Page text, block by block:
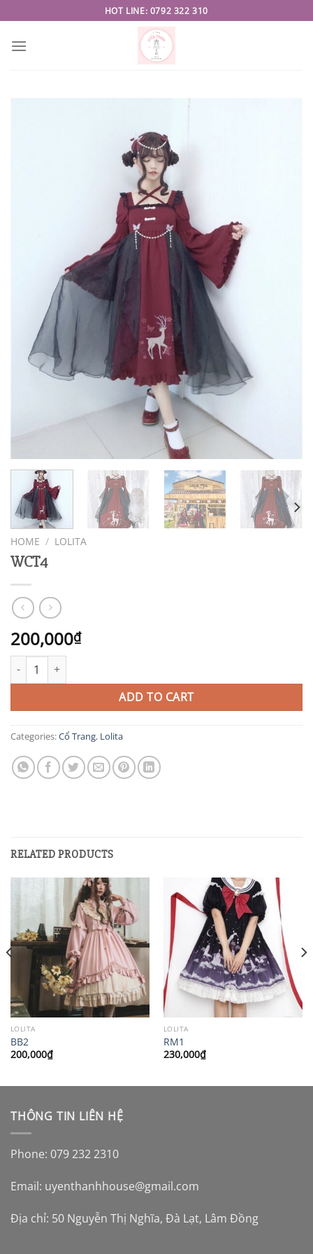
to
content
HOT LINE: 0792 322 310
HOME / LOLITA
WCT4
200,000₫
WCT4 quantity
ADD TO CART
Categories:Cổ Trang, Lolita
RELATED PRODUCTS
LOLITA
BB2
200,000₫
LOLITA
RM1
230,000₫
THÔNG TIN LIÊN HỆ
Phone: 079 232 2310
Email: uyenthanhhouse@gmail.com
Địa chỉ: 50 Nguyễn Thị Nghĩa, Đà Lạt, Lâm Đồng